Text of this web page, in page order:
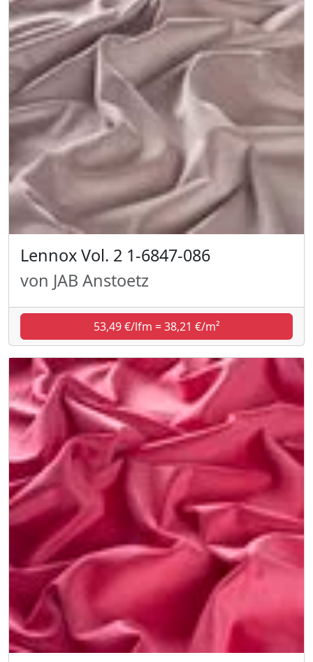
Lennox Vol. 2 1-6847-086
von JAB Anstoetz
53,49 €/lfm = 38,21 €/m²